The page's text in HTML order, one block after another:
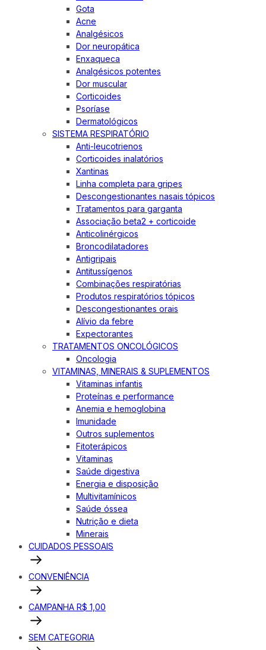
Gota
Acne
Analgésicos
Dor neuropática
Enxaqueca
Analgésicos potentes
Dor muscular
Corticoides
Psoríase
Dermatológicos
SISTEMA RESPIRATÓRIO
Anti-leucotrienos
Corticoides inalatórios
Xantinas
Linha completa para gripes
Descongestionantes nasais tópicos
Tratamentos para garganta
Associação beta2 + corticoide
Anticolinérgicos
Broncodilatadores
Antigripais
Antitussígenos
Combinações respiratórias
Produtos respiratórios tópicos
Descongestionantes orais
Alívio da febre
Expectorantes
TRATAMENTOS ONCOLÓGICOS
Oncologia
VITAMINAS, MINERAIS & SUPLEMENTOS
Vitaminas infantis
Proteínas e performance
Anemia e hemoglobina
Imunidade
Outros suplementos
Fitoterápicos
Vitaminas
Saúde digestiva
Energia e disposição
Multivitamínicos
Saúde óssea
Nutrição e dieta
Minerais
CUIDADOS PESSOAIS
CONVENIÊNCIA
CAMPANHA R$ 1,00
SEM CATEGORIA